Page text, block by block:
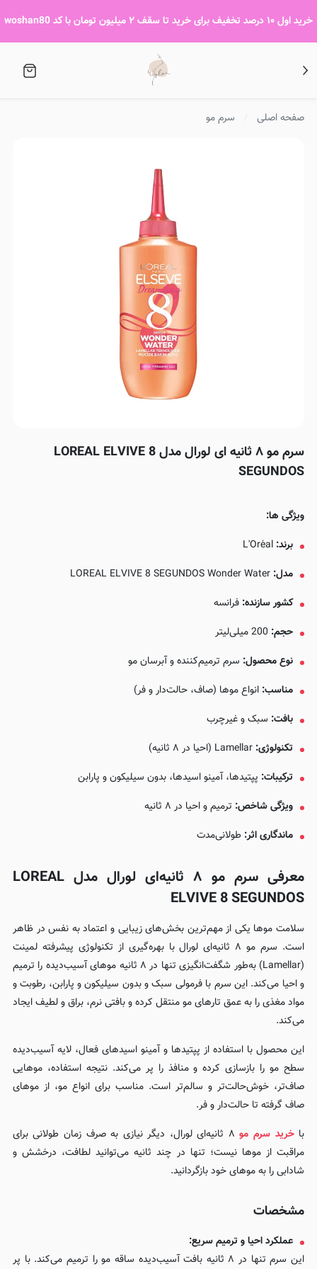
خرید اول ۱۰ درصد تخفیف برای خرید تا سقف ۲ میلیون تومان با کد woshan80
صفحه اصلی سرم مو
سرم مو ۸ ثانیه ای لورال مدل LOREAL ELVIVE 8
SEGUNDOS
ویژگی ها:
برند:
مدل:
کشور سازنده: فرانسه
حجم:
نوع محصول: سرم ترمیم‌کننده و آبرسان مو
مناسب: انواع موها (صاف، حالت‌دار و فر)
بافت: سبک و غیرچرب
تکنولوژی:
ترکیبات: پپتیدها، آمینو اسیدها، بدون سیلیکون و پارابن
ویژگی شاخص: ترمیم و احیا در ۸ ثانیه
ماندگاری اثر: طولانی‌مدت
معرفی سرم مو ۸ ثانیه‌ای لورال مدل LOREAL
ELVIVE 8 SEGUNDOS
سلامت موها یکی از مهم‌ترین بخش‌های زیبایی و اعتماد به نفس در ظاهر
است. سرم مو ۸ ثانیه‌ای لورال با بهره‌گیری از تکنولوژی پیشرفته لمینت
(Lamellar) به‌طور شگفت‌انگیزی تنها در ۸ ثانیه موهای آسیب‌دیده را ترمیم
و احیا می‌کند. این سرم با فرمولی سبک و بدون سیلیکون و پارابن، رطوبت و
مواد مغذی را به عمق تارهای مو منتقل کرده و بافتی نرم، براق و لطیف ایجاد
می‌کند.
این محصول با استفاده از پپتیدها و آمینو اسیدهای فعال، لایه آسیب‌دیده
سطح مو را بازسازی کرده و منافذ را پر می‌کند. نتیجه استفاده، موهایی
صاف‌تر، خوش‌حالت‌تر و سالم‌تر است. مناسب برای انواع مو، از موهای
صاف گرفته تا حالت‌دار و فر.
باخرید سرم مو
۸ ثانیه‌ای لورال، دیگر نیازی به صرف زمان طولانی برای
مراقبت از موها نیست؛ تنها در چند ثانیه می‌توانید لطافت، درخشش و
شادابی را به موهای خود بازگردانید.
مشخصات
عملکرد احیا و ترمیم سریع:
این سرم تنها در ۸ ثانیه بافت آسیب‌دیده ساقه مو را ترمیم می‌کند. با پر